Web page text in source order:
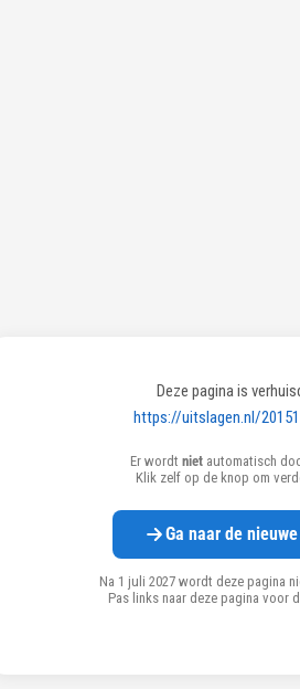
Deze pagina is
https://uitslagen.nl/
Er wordt niet automatisch
Klik zelf op de knop om
Ga naar de
Na 1 juli 2027 wordt deze pagina
Pas links naar deze pagina voor